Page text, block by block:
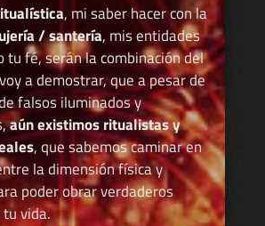
, mi saber hacer con la
/ santería, mis entidades
tu fé, serán la combinación del
a demostrar, que a pesar de
falsos iluminados y
aún existimos ritualistas y
, que sabemos caminar en
la dimensión física y
poder obrar verdaderos
vida.